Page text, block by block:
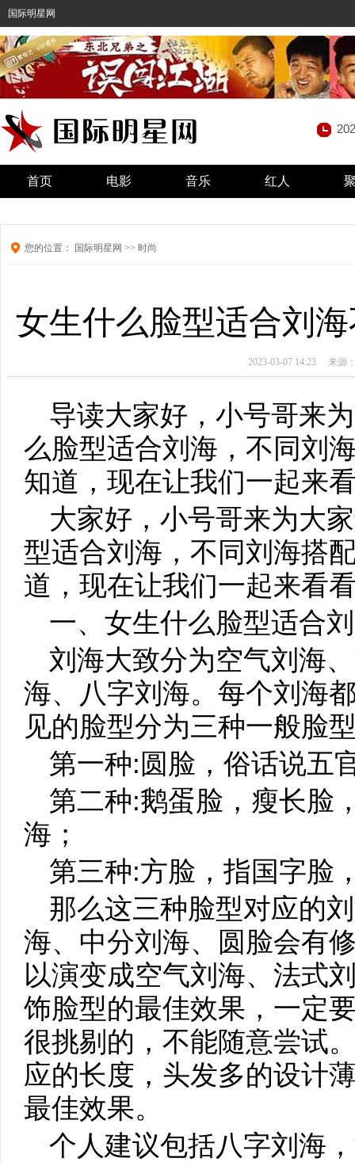
国际明星网
首页 电影 音乐 红人
您的位置： 国际明星网 >> 时尚
女生什么脸型适合刘
2023-03-07 14:23 来源
导读大家好，小号哥来
么脸型适合刘海，不同刘
知道，现在让我们一起来
大家好，小号哥来为大
型适合刘海，不同刘海搭
道，现在让我们一起来看
一、女生什么脸型适合
刘海大致分为空气刘海
海、八字刘海。每个刘海
见的脸型分为三种一般脸
第一种:圆脸，俗话说五
第二种:鹅蛋脸，瘦长脸
海；
第三种:方脸，指国字脸
那么这三种脸型对应的
海、中分刘海、圆脸会有
以演变成空气刘海、法式
饰脸型的最佳效果，一定
很挑剔的，不能随意尝试
应的长度，头发多的设计
最佳效果。
个人建议包括八字刘海